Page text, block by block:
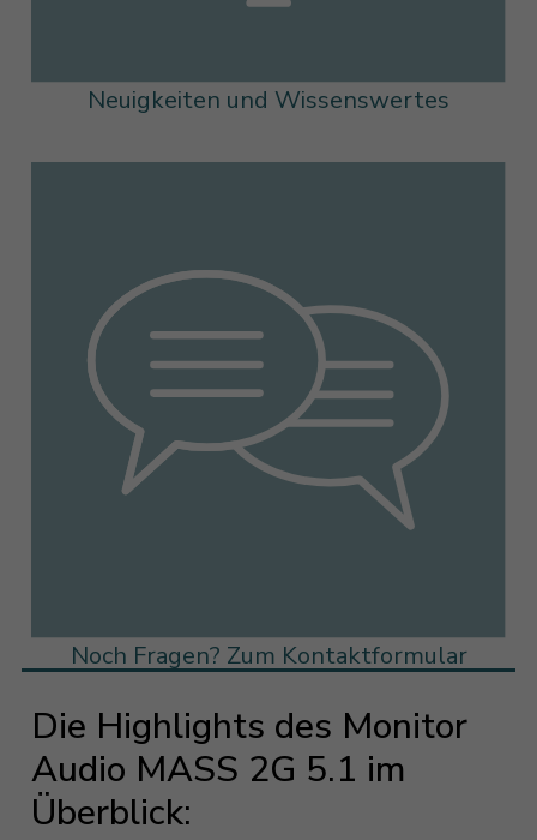
Neuigkeiten und Wissenswertes
Noch Fragen? Zum Kontaktformular
Die Highlights des Monitor
Audio MASS 2G 5.1 im
Überblick: